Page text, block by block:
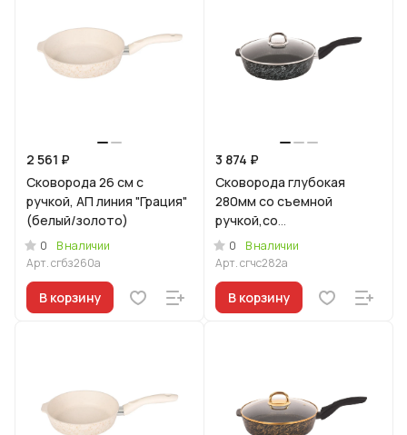
2 561 ₽
Сковорода 26 см с
ручкой, АП линия "Грация"
(белый/золото)
0
В наличии
Арт.сгбз260а
В корзину
3 874 ₽
Сковорода глубокая
280мм со съемной
ручкой,со
стекл.крышкой,АП линия
"Грация" (черный/
серебро)
0
В наличии
Арт.сгчс282а
В корзину